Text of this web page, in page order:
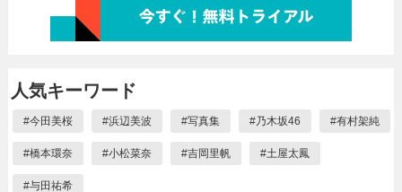
人気キーワード
#今田美桜 #浜辺美波 #写真集 #乃木坂46 #有村架純
#橋本環奈 #小松菜奈 #吉岡里帆 #土屋太鳳
#与田祐希